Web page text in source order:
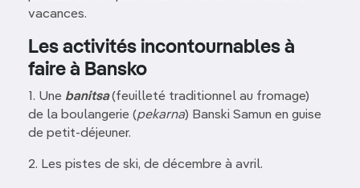
vacances.
Les activités incontournables à
faire à Bansko
1. Une banitsa(feuilleté traditionnel au fromage)
de la boulangerie (pekarna) Banski Samun en guise
de petit-déjeuner.
2. Les pistes de ski, de décembre à avril.